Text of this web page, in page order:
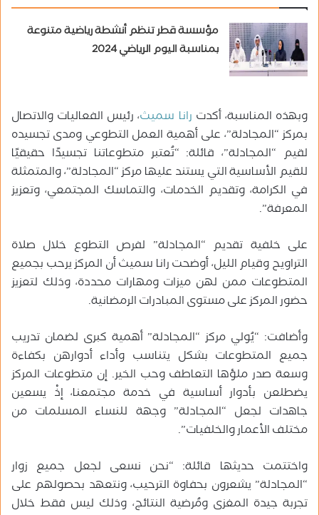
مؤسسة قطر تنظم أنشطة رياضية متنوعة
بمناسبة اليوم الرياضي 2024
وبهذه المناسبة، أكدت رانا سميث، رئيس الفعاليات والاتصال
بمركز “المجادلة”، على أهمية العمل التطوعي ومدى تجسيده
لقيم “المجادلة”، قائلة: “تُعتبر متطوعاتنا تجسيدًا حقيقيًا
للقيم الأساسية التي يستند عليها مركز “المجادلة”، والمتمثلة
في الكرامة، وتقديم الخدمات، والتماسك المجتمعي، وتعزيز
المعرفة”.
على خلفية تقديم “المجادلة” لفرص التطوع خلال صلاة
التراويح وقيام الليل، أوضحت رانا سميث أن المركز يرحب بجميع
المتطوعات ممن لهن ميزات ومهارات محددة، وذلك لتعزيز
حضور المركز على مستوى المبادرات الرمضانية.
وأضافت: “يُولي مركز “المجادلة” أهمية كبرى لضمان تدريب
جميع المتطوعات بشكل يتناسب وأداء أدوارهن بكفاءة
وسعة صدر ملؤها التعاطف وحب الخير. إن متطوعات المركز
يضطلعن بأدوار أساسية في خدمة مجتمعنا، إذْ يسعين
جاهدات لجعل “المجادلة” وجهة للنساء المسلمات من
مختلف الأعمار والخلفيات”.
واختتمت حديثها قائلة: “نحن نسعى لجعل جميع زوار
“المجادلة” يشعرون بحفاوة الترحيب، ونتعهد بحصولهم على
تجربة جيدة المغزى ومُرضية النتائج، وذلك ليس فقط خلال